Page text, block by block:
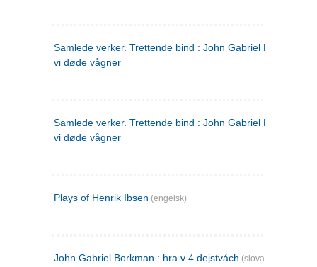
Samlede verker. Trettende bind : John Gabriel Borkman ;
vi døde vågner
Samlede verker. Trettende bind : John Gabriel Borkman ;
vi døde vågner
Plays of Henrik Ibsen (engelsk)
John Gabriel Borkman : hra v 4 dejstvách (slovakisk)